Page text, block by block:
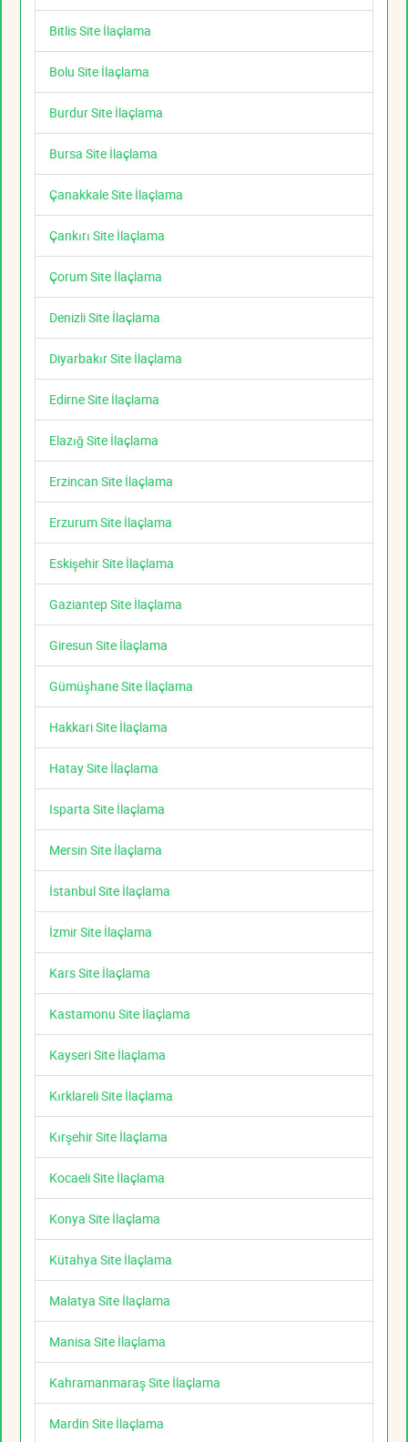
Bitlis Site İlaçlama
Bolu Site İlaçlama
Burdur Site İlaçlama
Bursa Site İlaçlama
Çanakkale Site İlaçlama
Çankırı Site İlaçlama
Çorum Site İlaçlama
Denizli Site İlaçlama
Diyarbakır Site İlaçlama
Edirne Site İlaçlama
Elazığ Site İlaçlama
Erzincan Site İlaçlama
Erzurum Site İlaçlama
Eskişehir Site İlaçlama
Gaziantep Site İlaçlama
Giresun Site İlaçlama
Gümüşhane Site İlaçlama
Hakkari Site İlaçlama
Hatay Site İlaçlama
Isparta Site İlaçlama
Mersin Site İlaçlama
İstanbul Site İlaçlama
İzmir Site İlaçlama
Kars Site İlaçlama
Kastamonu Site İlaçlama
Kayseri Site İlaçlama
Kırklareli Site İlaçlama
Kırşehir Site İlaçlama
Kocaeli Site İlaçlama
Konya Site İlaçlama
Kütahya Site İlaçlama
Malatya Site İlaçlama
Manisa Site İlaçlama
Kahramanmaraş Site İlaçlama
Mardin Site İlaçlama